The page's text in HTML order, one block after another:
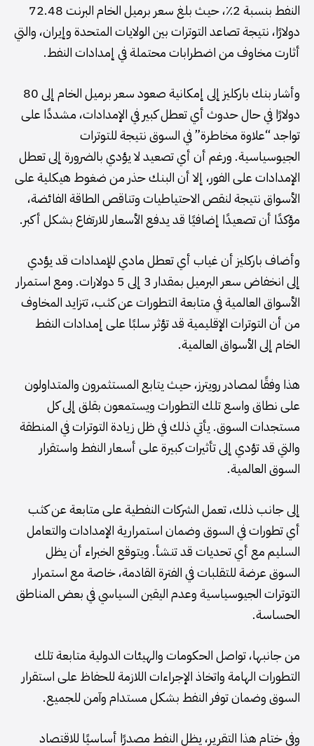
النفط بنسبة 2٪، حيث بلغ سعر برميل الخام البرنت 72.48
دولارًا، نتيجة تصاعد التوترات بين الولايات المتحدة وإيران، والتي
أثارت مخاوف من اضطرابات محتملة في إمدادات النفط.
وأشار بنك باركليز إلى إمكانية صعود سعر برميل الخام إلى 80
دولارًا في حال حدوث أي تعطل كبير في الإمدادات، مشددًا على
تواجد “علاوة مخاطرة” في السوق نتيجة للتوترات
الجيوسياسية. ورغم أن أي تصعيد لا يؤدي بالضرورة إلى تعطل
الإمدادات على الفور، إلا أن البنك حذر من ضغوط هيكلية على
الأسواق نتيجة لنقص الاحتياطيات وتناقص الطاقة الفائضة،
مؤكدًا أن تصعيدًا إضافيًا قد يدفع الأسعار للارتفاع بشكل أكبر.
وأضاف باركليز أن غياب أي تعطل مادي للإمدادات قد يؤدي
إلى انخفاض سعر البرميل بمقدار 3 إلى 5 دولارات. ومع استمرار
الأسواق العالمية في متابعة التطورات عن كثب، تتزايد المخاوف
من أن التوترات الإقليمية قد تؤثر سلبًا على إمدادات النفط
الخام إلى الأسواق العالمية.
هذا وفقًا لمصادر رويترز، حيث يتابع المستثمرون والمتداولون
على نطاق واسع تلك التطورات ويستمعون بقلق إلى كل
مستجدات السوق. يأتي ذلك في ظل زيادة التوترات في المنطقة
والتي قد تؤدي إلى تأثيرات كبيرة على أسعار النفط واستقرار
السوق العالمية.
إلى جانب ذلك، تعمل الشركات النفطية على متابعة عن كثب
أي تطورات في السوق وضمان استمرارية الإمدادات والتعامل
السليم مع أي تحديات قد تنشأ. ويتوقع الخبراء أن يظل
السوق عرضة للتقلبات في الفترة القادمة، خاصة مع استمرار
التوترات الجيوسياسية وعدم اليقين السياسي في بعض المناطق
الحساسة.
من جانبها، تواصل الحكومات والهيئات الدولية متابعة تلك
التطورات الهامة واتخاذ الإجراءات اللازمة للحفاظ على استقرار
السوق وضمان توفر النفط بشكل مستدام وآمن للجميع.
وفي ختام هذا التقرير، يظل النفط مصدرًا أساسيًا للاقتصاد